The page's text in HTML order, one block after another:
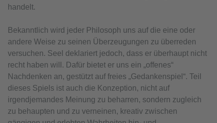
handelt.
Bekanntlich wird jeder Philosoph uns auf die eine oder
andere Weise zu seinen Überzeugungen zu überreden
versuchen. Seel deklariert jedoch, dass er überhaupt nicht
recht haben will. Dafür bietet er uns ein „offenes“
Nachdenken an, gestützt auf freies „Gedankenspiel“. Teil
dieses Spiels ist auch die Konzeption, nicht auf
irgendjemandes Meinung zu beharren, sondern zugleich
zu behaupten und zu verneinen, kreativ zwischen